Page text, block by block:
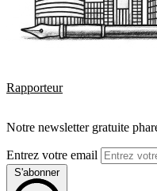
Rapporteur
Notre newsletter gratuite
Entrez votre email
S'abonner